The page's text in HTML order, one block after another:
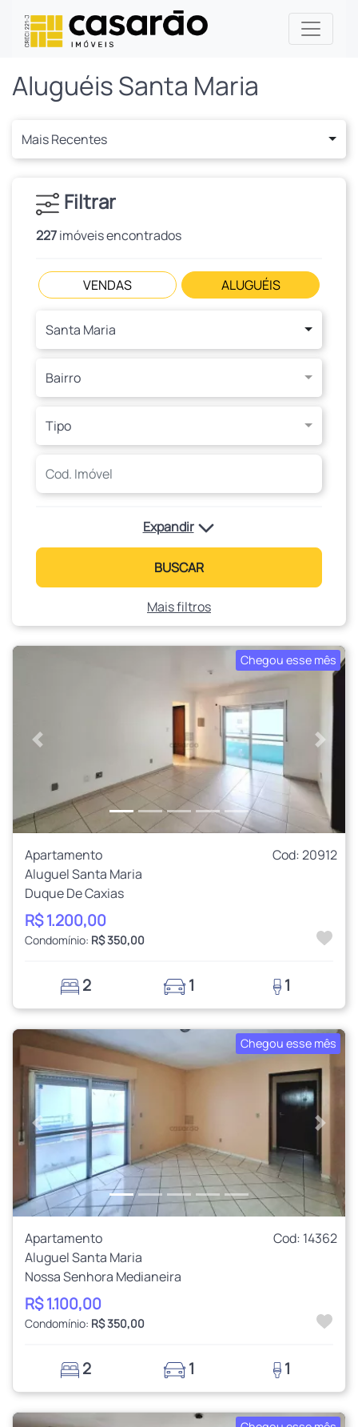
Aluguéis Santa Maria
Mais Recentes
Filtrar
227imóveis encontrados
VENDAS ALUGUÉIS
Santa Maria
Bairro
Tipo
Expandir
BUSCAR
Mais filtros
Chegou esse mês
Anterior
Apartamento
Cod: 20912
Aluguel Santa Maria
Duque De Caxias
R$ 1.200,00
Condomínio: R$ 350,00
2 1 1
Chegou esse mês
Anterior
Apartamento
Cod: 14362
Aluguel Santa Maria
Nossa Senhora Medianeira
R$ 1.100,00
Condomínio: R$ 350,00
2 1 1